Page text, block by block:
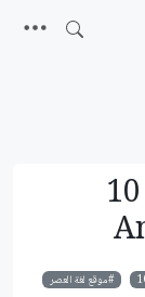
طرق تحميل تحديث ويندوز 10
موقع لغة العصر